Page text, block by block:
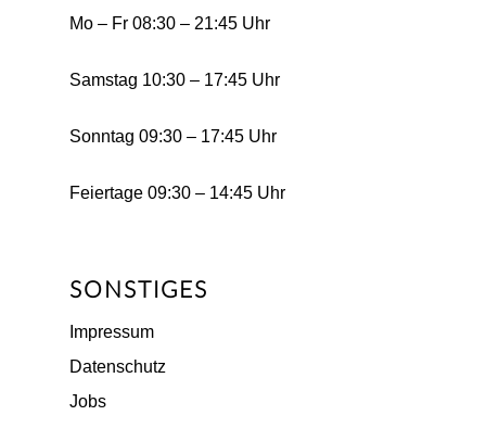
Mo – Fr 08:30 – 21:45 Uhr
Samstag 10:30 – 17:45 Uhr
Sonntag 09:30 – 17:45 Uhr
Feiertage 09:30 – 14:45 Uhr
SONSTIGES
Impressum
Datenschutz
Jobs